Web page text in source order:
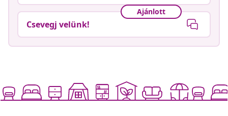
Ajánlott
Csevegj velünk!